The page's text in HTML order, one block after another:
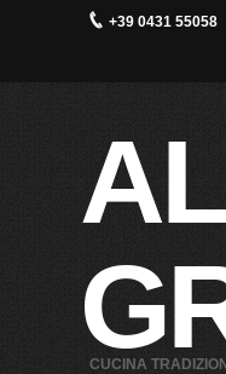
+39 0431 55058
CUCINA